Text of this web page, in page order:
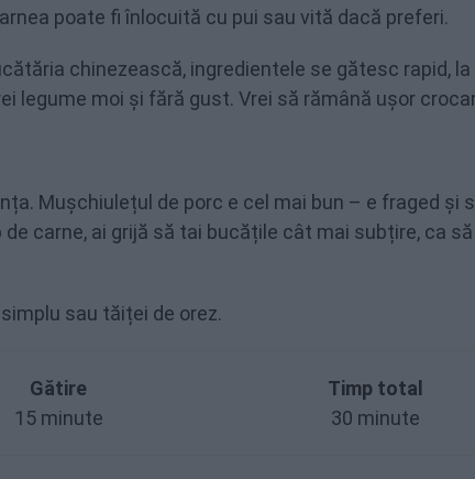
poate fi înlocuită cu pui sau vită dacă preferi.
chinezească, ingredientele se gătesc rapid,
legume moi și fără gust. Vrei să rămână ușor
Mușchiulețul de porc e cel mai bun – e fraged și
carne, ai grijă să tai bucățile cât mai subțire, ca să
sau tăiței de orez.
Gătire
15 minute
Timp total
30 minute